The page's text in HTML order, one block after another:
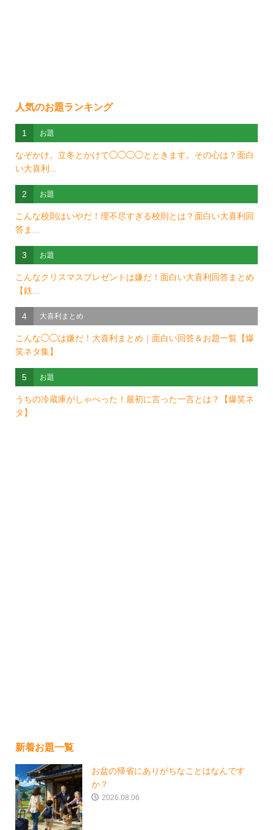
人気のお題ランキング
1 お題
なぞかけ。立冬とかけて◯◯◯◯とときます。その心は？面白
い大喜利...
2 お題
こんな校則はいやだ！理不尽すぎる校則とは？面白い大喜利回
答ま...
3 お題
こんなクリスマスプレゼントは嫌だ！面白い大喜利回答まとめ
【鉄...
4 大喜利まとめ
こんな◯◯は嫌だ！大喜利まとめ｜面白い回答＆お題一覧【爆
笑ネタ集】
5 お題
うちの冷蔵庫がしゃべった！最初に言った一言とは？【爆笑ネ
タ】
新着お題一覧
お盆の帰省にありがちなことはなんです
か？
2026.08.06